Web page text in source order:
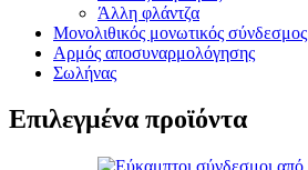
Άλλη φλάντζα
Μονολιθικός μονωτικός σύνδεσμος
Αρμός αποσυναρμολόγησης
Σωλήνας
Επιλεγμένα προϊόντα